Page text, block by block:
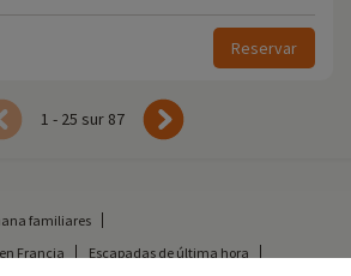
Reservar
1 - 25 sur 87
familiares
Francia
Escapadas de última hora